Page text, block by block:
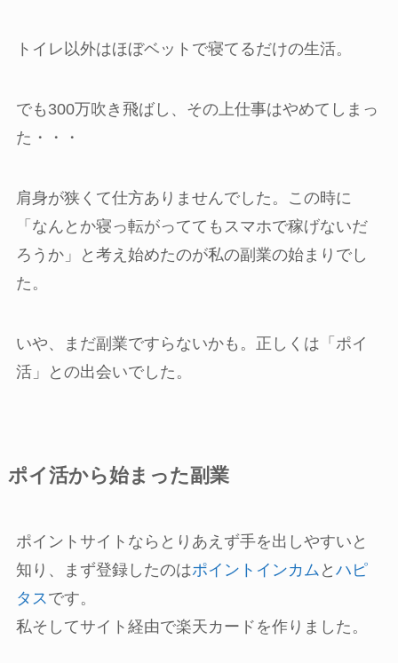
トイレ以外はほぼベットで寝てるだけの生活。
でも300万吹き飛ばし、その上仕事はやめてしまっ
た・・・
肩身が狭くて仕方ありませんでした。この時に
「なんとか寝っ転がっててもスマホで稼げないだ
ろうか」と考え始めたのが私の副業の始まりでし
た。
いや、まだ副業ですらないかも。正しくは「ポイ
活」との出会いでした。
ポイ活から始まった副業
ポイントサイトならとりあえず手を出しやすいと
知り、まず登録したのはポイントインカム と ハピ
タス です。
私そしてサイト経由で楽天カードを作りました。